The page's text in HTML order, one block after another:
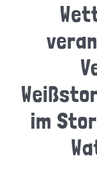
im